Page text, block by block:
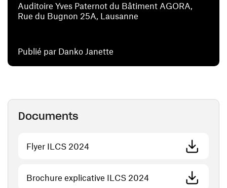
Auditoire Yves Paternot du Bâtiment AGORA,
Rue du Bugnon 25A, Lausanne
Publié par Danko Janette
Documents
Flyer ILCS 2024(ouvre une nouvelle fenêtre)
Brochure explicative ILCS 2024(ouvre une nouvelle